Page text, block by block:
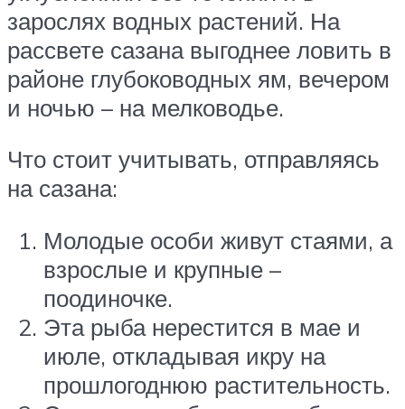
зарослях водных растений. На
рассвете сазана выгоднее ловить в
районе глубоководных ям, вечером
и ночью – на мелководье.
Что стоит учитывать, отправляясь
на сазана:
Молодые особи живут стаями, а
взрослые и крупные –
поодиночке.
Эта рыба нерестится в мае и
июле, откладывая икру на
прошлогоднюю растительность.